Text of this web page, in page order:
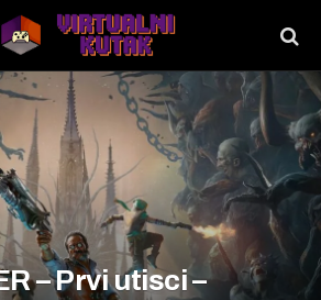
– Prvi utisci –